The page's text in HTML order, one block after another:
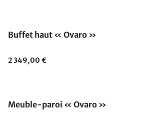
Buffet haut « Ovaro »
2 349,00 €
Meuble-paroi « Ovaro »